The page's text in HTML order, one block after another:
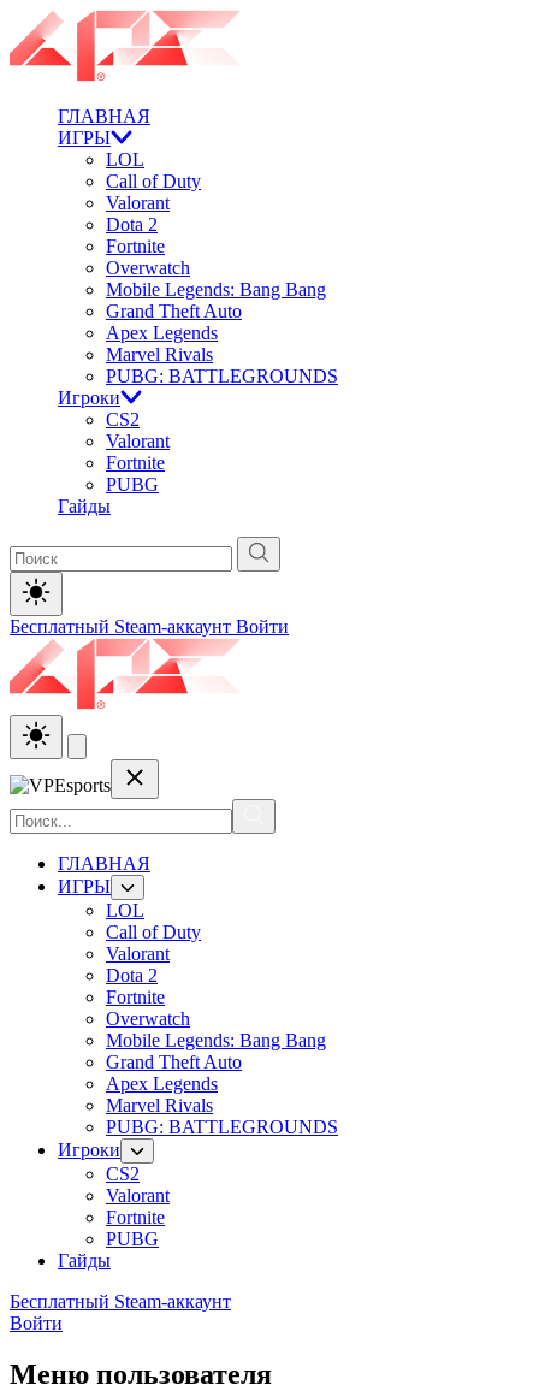
ГЛАВНАЯ
ИГРЫ
LOL
Call of Duty
Valorant
Dota 2
Fortnite
Overwatch
Mobile Legends: Bang Bang
Grand Theft Auto
Apex Legends
Marvel Rivals
PUBG: BATTLEGROUNDS
Игроки
CS2
Valorant
Fortnite
PUBG
Гайды
Бесплатный Steam-аккаунт Войти
ГЛАВНАЯ
ИГРЫ
LOL
Call of Duty
Valorant
Dota 2
Fortnite
Overwatch
Mobile Legends: Bang Bang
Grand Theft Auto
Apex Legends
Marvel Rivals
PUBG: BATTLEGROUNDS
Игроки
CS2
Valorant
Fortnite
PUBG
Гайды
Бесплатный Steam-аккаунт
Войти
Меню пользователя